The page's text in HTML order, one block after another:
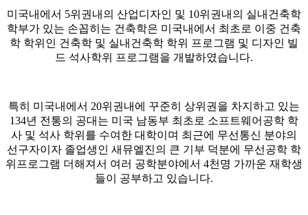
미국내에서 5위권내의 산업디자인 및 10위권내의 실내건축학
학부가 있는 손꼽히는 건축학은 미국내에서 최초로 이중 건축
학 학위인 건축학 및 실내건축학 학위 프로그램 및 디자인 빌
드 석사학위 프로그램을 개발하였습니다.
특히 미국내에서 20위권내에 꾸준히 상위권을 차지하고 있는
134년 전통의 공대는 미국 남동부 최초로 소프트웨어공학 학
사 및 석사 학위를 수여한 대학이며 최근에 무선통신 분야의
선구자이자 졸업생인 새뮤엘진의 큰 기부 덕분에 무선공학 학
위프로그램 더해져서 여러 공학분야에서 4천명 가까운 재학생
들이 공부하고 있습니다.